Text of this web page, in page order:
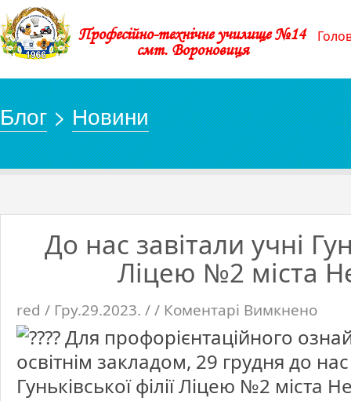
Професійно-технічне училище №14
смт. Вороновиця
Блог>Новини
До нас завітали учні
Ліцею №2 міста
red / Гру.29.2023. / / Коментарі ВимкненоДо
завітали
учні
філії
Ліцею
міста
Для профорієнтаційного
освітнім закладом, 29 грудня до нас
Гуньківської філії Ліцею №2 міста